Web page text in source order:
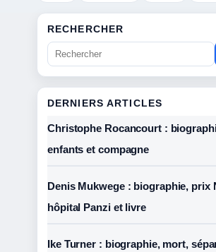
RECHERCHER
DERNIERS ARTICLES
Christophe Rocancourt :
enfants et compagne
Denis Mukwege : biographie, prix
hôpital Panzi et livre
Ike Turner : biographie, mort,